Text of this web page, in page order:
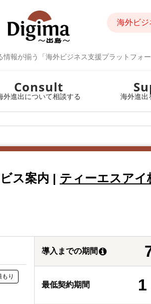
報が揃う「海外ビジネス支援プラットフォー
海外ビジ
Consult
外進出について相談する 海外進出
ス案内 | ティーエスアイ
り
導入までの期間
最低契約期間 1